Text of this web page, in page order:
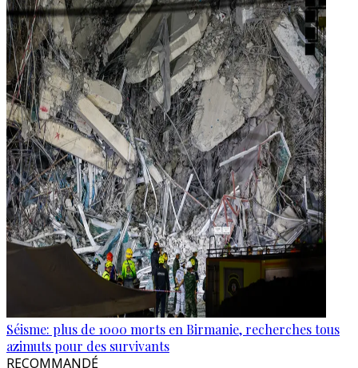
Séisme: plus de 1000 morts en Birmanie, recherches tous
azimuts pour des survivants
RECOMMANDÉ